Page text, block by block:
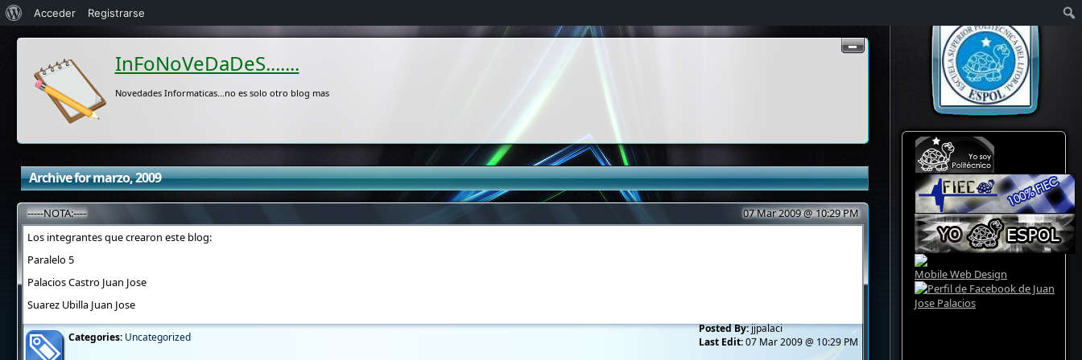
InFoNoVeDaDeS.......
Novedades Informaticas...no es solo otro blog mas
Archive for marzo, 2009
-----NOTA:----
07 Mar 2009 @ 10:29 PM
Los integrantes que crearon este blog:
Paralelo 5
Palacios Castro Juan Jose
Suarez Ubilla Juan Jose
Posted By:jjpalaci
Last Edit:07 Mar 2009 @ 10:29 PM
Categories: Uncategorized
Mobile Web Design
Acerca
de
WordPress
Acceder Registrarse